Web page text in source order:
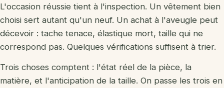
L'occasion réussie tient à l'inspection. Un vêtement bien
choisi sert autant qu'un neuf. Un achat à l'aveugle peut
décevoir : tache tenace, élastique mort, taille qui ne
correspond pas. Quelques vérifications suffisent à trier.
Trois choses comptent : l'état réel de la pièce, la
matière, et l'anticipation de la taille. On passe les trois en